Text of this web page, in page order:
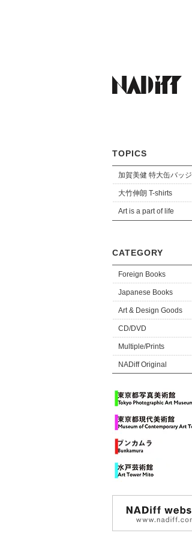
TOPICS
加賀美健 特大缶バッジ
大竹伸朗 T-shirts
Art is a part of life
CATEGORY
Foreign Books
Japanese Books
Art & Design Goods
CD/DVD
Multiple/Prints
NADiff Original